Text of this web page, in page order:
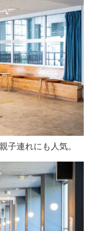
子連れにも人気。